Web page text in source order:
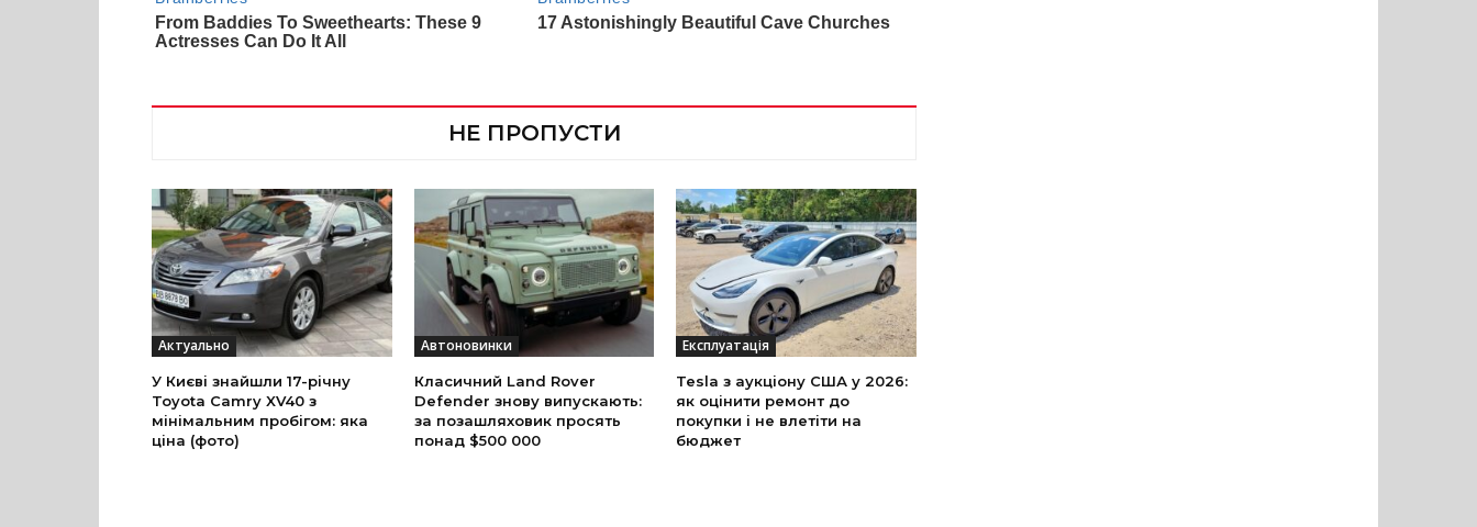
НЕ ПРОПУСТИ
Актуально
У Києві знайшли 17-річну
Toyota Camry XV40 з
мінімальним пробігом: яка
ціна (фото)
Автоновинки
Класичний Land Rover
Defender знову випускають:
за позашляховик просять
понад $500 000
Експлуатація
Tesla з аукціону США у 2026:
як оцінити ремонт до
покупки і не влетіти на
бюджет